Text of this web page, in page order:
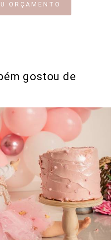
ORÇAMENTO
gostou de
0